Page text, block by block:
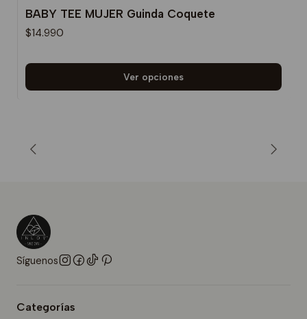
BABY TEE MUJER Guinda Coquete
$14.990
Ver opciones
Síguenos
Categorías